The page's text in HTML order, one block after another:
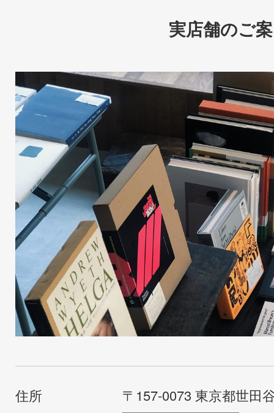
実店舗のご
住所 〒157-0073 東京都世田